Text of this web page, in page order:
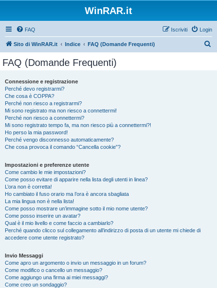
WinRAR.it
FAQ Login
Iscriviti
Sito di WinRAR.it Indice FAQ (Domande Frequenti)
FAQ (Domande Frequenti)
Connessione e registrazione
Perché devo registrarmi?
Che cosa è COPPA?
Perché non riesco a registrarmi?
Mi sono registrato ma non riesco a connettermi!
Perché non riesco a connettermi?
Mi sono registrato tempo fa, ma non riesco più a connettermi?!
Ho perso la mia password!
Perché vengo disconnesso automaticamente?
Che cosa provoca il comando “Cancella cookie”?
Impostazioni e preferenze utente
Come cambio le mie impostazioni?
Come posso evitare di apparire nella lista degli utenti in linea?
L’ora non è corretta!
Ho cambiato il fuso orario ma l’ora è ancora sbagliata
La mia lingua non è nella lista!
Come posso mostrare un’immagine sotto il mio nome utente?
Come posso inserire un avatar?
Qual è il mio livello e come faccio a cambiarlo?
Perché quando clicco sul collegamento all’indirizzo di posta di un utente mi chiede di
accedere come utente registrato?
Invio Messaggi
Come apro un argomento o invio un messaggio in un forum?
Come modifico o cancello un messaggio?
Come aggiungo una firma ai miei messaggi?
Come creo un sondaggio?